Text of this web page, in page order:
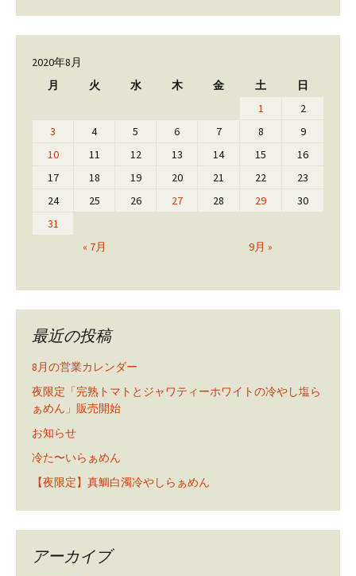
2020年8月
月
火 水 木 金 土 日
« 7月 9月 »
1
2
3
4 5 6 7 8
9
10
11 12 13 14 15
16
17
18 19 20 21 22
23
24
25 26 27 28 29
30
31
最近の投稿
8月の営業カレンダー
夜限定「完熟トマトとジャワティーホワイトの冷やし塩ら
ぁめん」販売開始
お知らせ
冷た〜いらぁめん
【夜限定】真鯛白濁冷やしらぁめん
アーカイブ